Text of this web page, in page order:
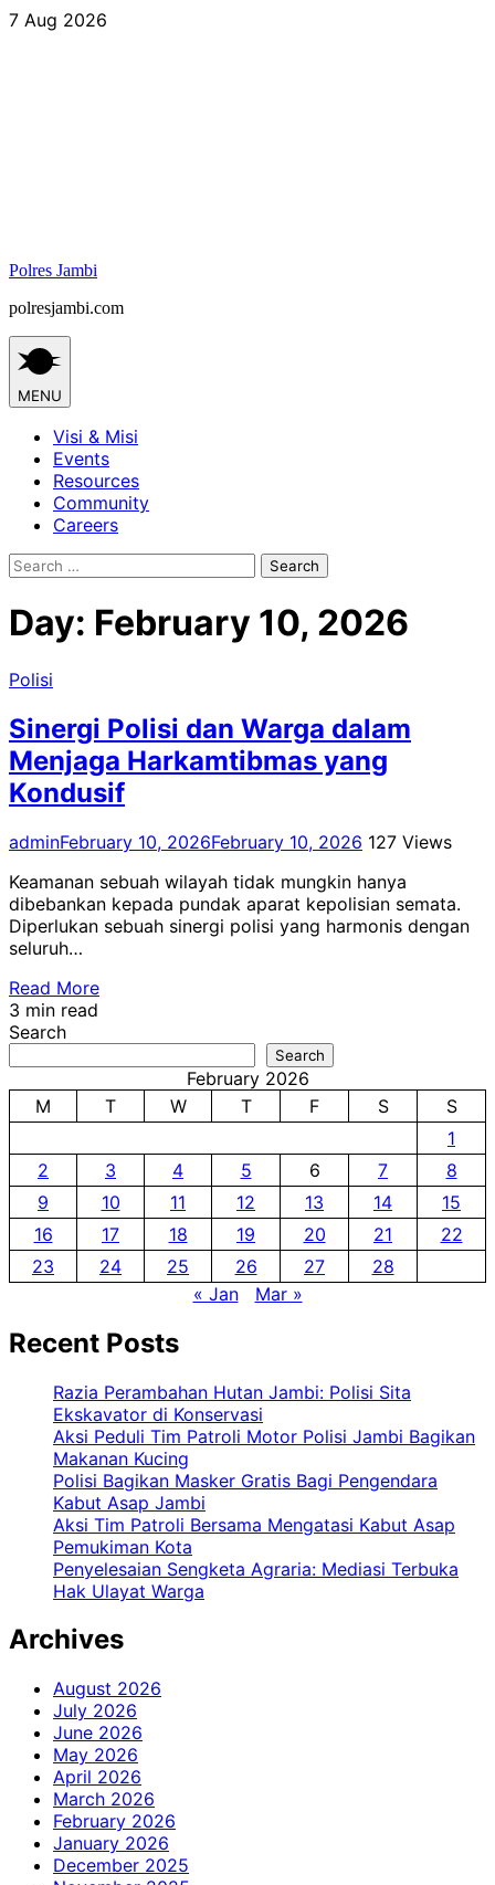
Skip
7 Aug 2026
Polres Jambi
polresjambi.com
MENU
Visi & Misi
Events
Resources
Community
Careers
Search
Day: February 10, 2026
Polisi
Sinergi Polisi dan Warga dalam
Menjaga Harkamtibmas yang
Kondusif
adminFebruary 10, 2026February 10, 2026 127 Views
Keamanan sebuah wilayah tidak mungkin hanya
dibebankan kepada pundak aparat kepolisian semata.
Diperlukan sebuah sinergi polisi yang harmonis dengan
seluruh…
Read More
3 min read
Search
Search
February 2026
M
T W T F S
S
1
2
3 4 5 6 7
8
9
10 11 12 13 14
15
16
17 18 19 20 21
22
23
24 25 26 27
28
« Jan
Mar »
Recent Posts
Razia Perambahan Hutan Jambi: Polisi Sita
Ekskavator di Konservasi
Aksi Peduli Tim Patroli Motor Polisi Jambi Bagikan
Makanan Kucing
Polisi Bagikan Masker Gratis Bagi Pengendara
Kabut Asap Jambi
Aksi Tim Patroli Bersama Mengatasi Kabut Asap
Pemukiman Kota
Penyelesaian Sengketa Agraria: Mediasi Terbuka
Hak Ulayat Warga
Archives
August 2026
July 2026
June 2026
May 2026
April 2026
March 2026
February 2026
January 2026
December 2025